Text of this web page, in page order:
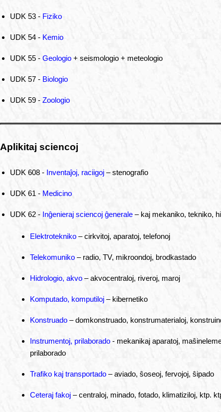
UDK 53 - Fiziko
UDK 54 - Kemio
UDK 55 - Geologio + seismologio + meteologio
UDK 57 - Biologio
UDK 59 - Zoologio
Aplikitaj sciencoj
UDK 608 - Inventaĵoj, raciigoj – stenografio
UDK 61 - Medicino
UDK 62 - Inĝenieraj sciencoj ĝenerale – kaj mekaniko, tekniko,
Elektrotekniko – cirkvitoj, aparatoj, telefonoj
Telekomuniko – radio, TV, mikroondoj, brodkastado
Hidrologio, akvo – akvocentraloj, riveroj, maroj
Komputado, komputiloj – kibernetiko
Konstruado – domkonstruado, konstrumaterialoj,
Instrumentoj, prilaborado - mekanikaj aparatoj,
prilaborado
Trafiko kaj transportado – aviado, ŝoseoj, fervojoj, ŝipado
Ceteraj fakoj – centraloj, minado, fotado, klimatiziloj, ktp.